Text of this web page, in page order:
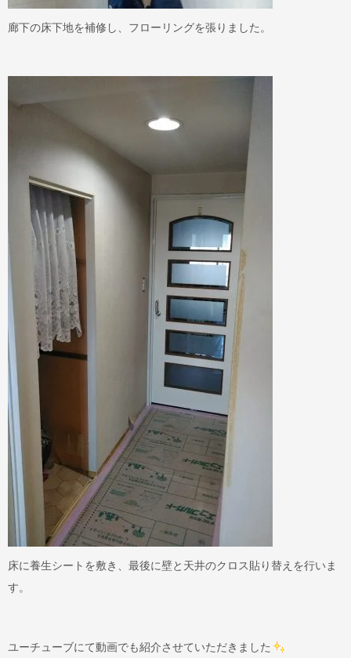
廊下の床下地を補修し、フローリングを張りました。
床に養生シートを敷き、最後に壁と天井のクロス貼り替えを行いま
す。
ユーチューブにて動画でも紹介させていただきました